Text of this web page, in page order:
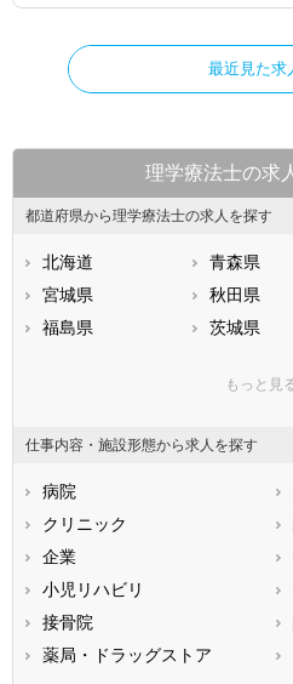
最近見た求
理学療法士の求
都道府県から理学療法士の求人を探す
北海道 青森県
宮城県
秋田県
福島県
茨城県
神奈川県
石川県
福井県
静岡県
滋賀県
兵庫県
鳥取県
広島県
香川県
愛媛県
もっと見
仕事内容・施設形態から求人を探す
病院
クリニック
企業
小児リハビリ
接骨院
薬局・ドラッグストア